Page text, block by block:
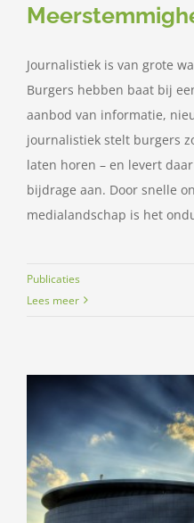
Journalistiek is van grote
Burgers hebben baat bij
aanbod van informatie,
journalistiek stelt burgers
laten horen – en levert
bijdrage aan. Door snelle
medialandschap is het
Publicaties
Lees meer